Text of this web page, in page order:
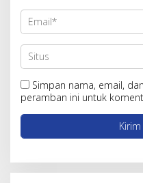
Simpan nama, email,
peramban ini untuk